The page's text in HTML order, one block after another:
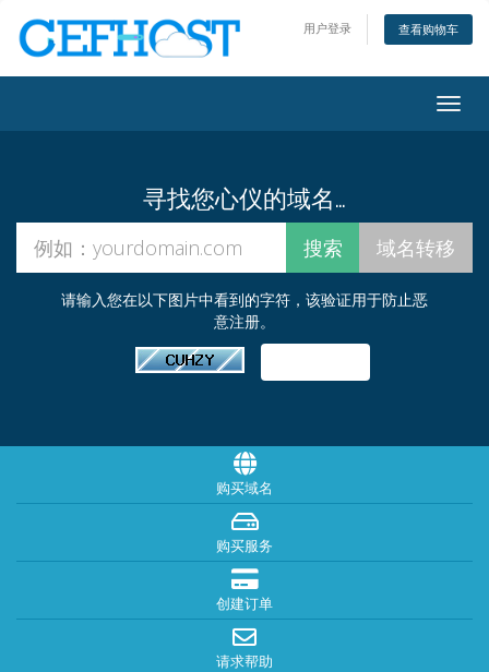
用户登录 查看购物车
寻找您心仪的域名…
请输入您在以下图片中看到的字符，该验证用于防止恶
意注册。
购买域名
购买服务
创建订单
请求帮助